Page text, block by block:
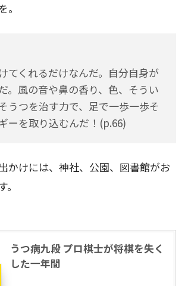
。
てくれるだけなんだ。自分自身が
。風の音や鼻の香り、色、そうい
うつを治す力で、足で一歩一歩そ
ーを取り込むんだ！(p.66)
かけには、神社、公園、図書館がお
うつ病九段 プロ棋士が将棋を失く
した一年間